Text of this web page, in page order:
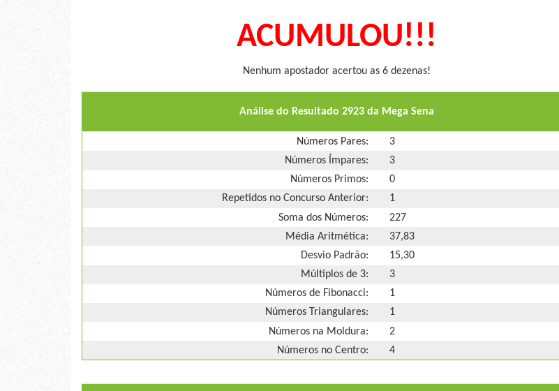
ACUMULOU!!!
Nenhum apostador acertou as 6 dezenas!
Análise do Resultado 2923 da Mega Sena
Números Pares:
3
Números Ímpares:
3
Números Primos:
0
Repetidos no Concurso Anterior:
1
Soma dos Números:
227
Média Aritmética:
37,83
Desvio Padrão:
15,30
Múltiplos de 3:
3
Números de Fibonacci:
1
Números Triangulares:
1
Números na Moldura:
2
Números no Centro:
4